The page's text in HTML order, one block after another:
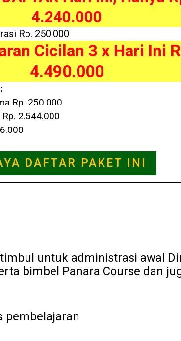
4.240.000
Rp. 250.000
Cicilan 3 x Hari Ini
4.490.000
Rp. 250.000
2.544.000
DAFTAR PAKET INI
untuk administrasi awal
bimbel Panara Course dan
pembelajaran